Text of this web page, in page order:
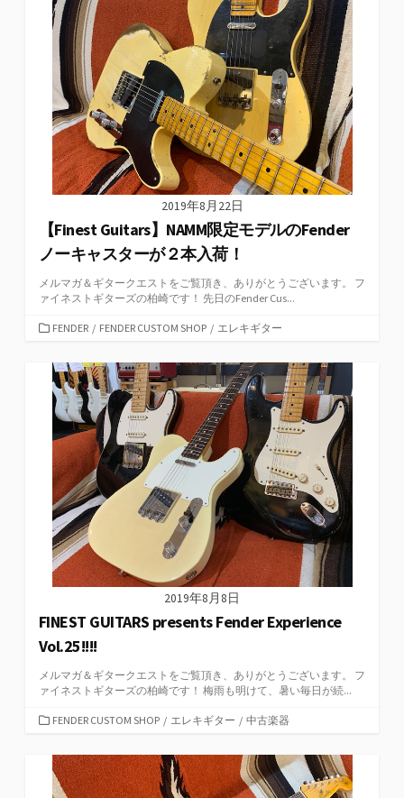
2019年8月22日
【Finest Guitars】NAMM限定モデルのFender
ノーキャスターが２本入荷！
メルマガ＆ギタークエストをご覧頂き、ありがとうございます。 フ
ァイネストギターズの柏崎です！ 先日のFender Cus...
カ
ゴ
リ
ー
FENDER / FENDER CUSTOM SHOP / エレキギター
2019年8月8日
FINEST GUITARS presents Fender Experience
Vol.25!!!!
メルマガ＆ギタークエストをご覧頂き、ありがとうございます。 フ
ァイネストギターズの柏崎です！ 梅雨も明けて、暑い毎日が続...
カ
ゴ
リ
ー
FENDER CUSTOM SHOP / エレキギター / 中古楽器